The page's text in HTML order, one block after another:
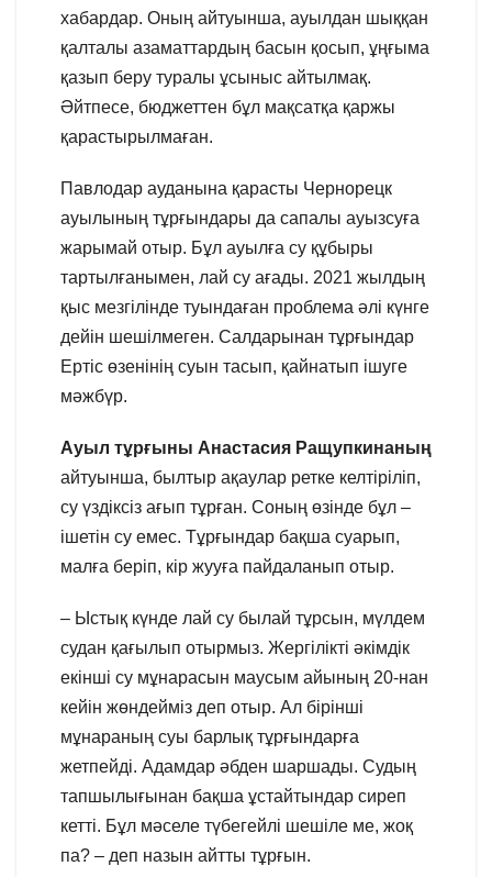
хабардар. Оның айтуынша, ауылдан шыққан
қалталы азаматтардың басын қосып, ұңғыма
қазып беру туралы ұсыныс айтылмақ.
Әйтпесе, бюджеттен бұл мақсатқа қаржы
қарастырылмаған.
Павлодар ауданына қарасты Чернорецк
ауылының тұрғындары да сапалы ауызсуға
жарымай отыр. Бұл ауылға су құбыры
тартылғанымен, лай су ағады. 2021 жылдың
қыс мезгілінде туындаған проблема әлі күнге
дейін шешілмеген. Салдарынан тұрғындар
Ертіс өзенінің суын тасып, қайнатып ішуге
мәжбүр.
Ауыл тұрғыны Анастасия Ращупкинаның
айтуынша, былтыр ақаулар ретке келтіріліп,
су үздіксіз ағып тұрған. Соның өзінде бұл –
ішетін су емес. Тұрғындар бақша суарып,
малға беріп, кір жууға пайдаланып отыр.
– Ыстық күнде лай су былай тұрсын, мүлдем
судан қағылып отырмыз. Жергілікті әкімдік
екінші су мұнарасын маусым айының 20-нан
кейін жөндейміз деп отыр. Ал бірінші
мұнараның суы барлық тұрғындарға
жетпейді. Адамдар әбден шаршады. Судың
тапшылығынан бақша ұстайтындар сиреп
кетті. Бұл мәселе түбегейлі шешіле ме, жоқ
па? – деп назын айтты тұрғын.